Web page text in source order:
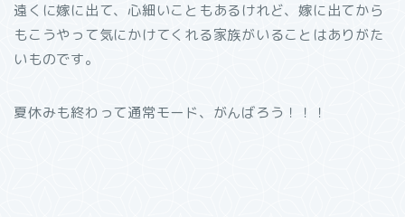
遠くに嫁に出て、心細いこともあるけれど、嫁に出てから
もこうやって気にかけてくれる家族がいることはありがた
いものです。
夏休みも終わって通常モード、がんばろう！！！